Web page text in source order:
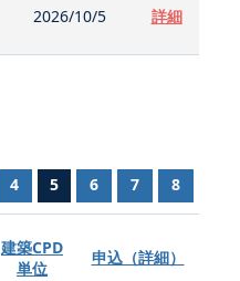
2026/10/5 詳細
4 5 6 7 8
建築CPD
単位
申込（詳細）